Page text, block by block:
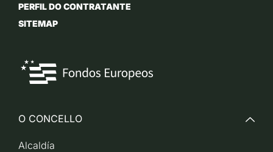
PERFIL DO CONTRATANTE
SITEMAP
O CONCELLO
Alcaldía